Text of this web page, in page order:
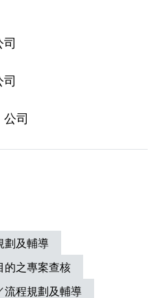
司
劃及輔導
的之專案查核
流程規劃及輔導